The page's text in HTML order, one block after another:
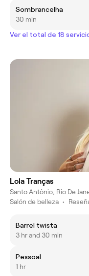
Sombrancelha
30 min
Ver el total de 18
Lola Tranças
Santo Antônio, Rio De
Salón de belleza •
Barrel twista
3 hr and 30 min
Pessoal
1 hr